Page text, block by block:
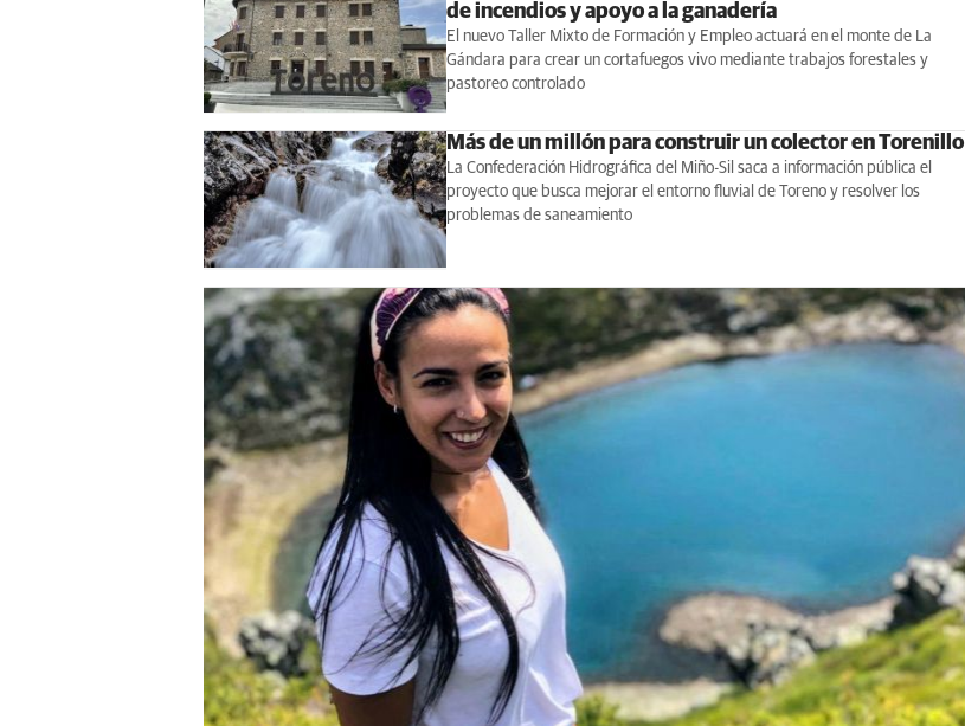
de incendios y apoyo a la ganadería
El nuevo Taller Mixto de Formación y Empleo actuará en el monte de La
Gándara para crear un cortafuegos vivo mediante trabajos forestales y
pastoreo controlado
Más de un millón para construir un colector en Torenillo
La Confederación Hidrográfica del Miño-Sil saca a información pública el
proyecto que busca mejorar el entorno fluvial de Toreno y resolver los
problemas de saneamiento